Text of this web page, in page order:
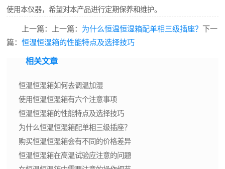
使用本仪器，希望对本产品进行定期保养和维护。
上一篇：上一篇： 为什么恒温恒湿箱配单相三级插座？下一
篇：恒温恒湿箱的性能特点及选择技巧
相关文章
恒温恒湿箱如何去调温加湿
使用恒温恒湿箱有六个注意事项
恒温恒湿箱的性能特点及选择技巧
为什么恒温恒湿箱配单相三级插座？
购买恒温恒湿箱会有不同的价格差异
恒温恒湿箱在高温试验应注意的问题